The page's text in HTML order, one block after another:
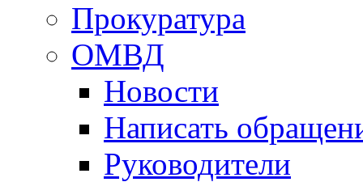
Прокуратура
ОМВД
Новости
Написать
Руководители